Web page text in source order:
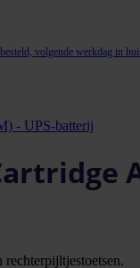
volgende werkdag in
- UPS-batterij